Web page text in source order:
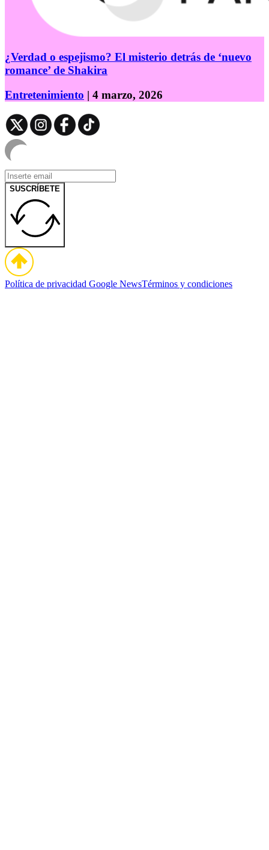
¿Verdad o espejismo? El misterio detrás de ‘nuevo
romance’ de Shakira
Entretenimiento | 4 marzo, 2026
SUSCRÍBETE
Política de privacidad Google NewsTérminos y condiciones